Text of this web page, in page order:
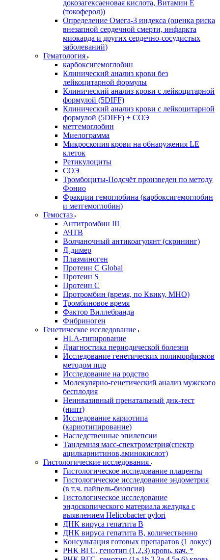
докозагексаеновая кислота, Витамин E
(токоферол))
Определение Омега-3 индекса (оценка риска
внезапной сердечной смерти, инфаркта
миокарда и других сердечно-сосудистых
заболеваний)
Гематология
карбоксигемоглобин
Клинический анализ крови без
лейкоцитарной формулы
Клинический анализ крови с лейкоцитарной
формулой (5DIFF)
Клинический анализ крови с лейкоцитарной
формулой (5DIFF) + СОЭ
метгемоглобин
Миелограмма
Микроскопия крови на обнаружения LE
клеток
Ретикулоциты
СОЭ
Тромбоциты-Подсчёт произведен по методу
Фонио
Фракции гемоглобина (карбоксигемоглобин
и метгемоглобин)
Гемостаз
Антитромбин III
АЧТВ
Волчаночный антикоагулянт (скрининг)
Д-димер
Плазминоген
Протеин C Global
Протеин S
Протеин С
Протромбин (время, по Квику, МНО)
Тромбиновое время
Фактор Виллебранда
Фибриноген
Генетическое исследование
HLA-типирование
Диагностика периодической болезни
Исследование генетических полиморфизмов
методом пцр
Исследование на родство
Молекулярно-генетический анализ мужского
бесплодия
Неинвазивный пренатальный днк-тест
(нипт)
Исследование кариотипа
(кариотипирование)
Наследственные эпилепсии
Тандемная масс-спектрометрия(спектр
ацилкарнитинов,аминокислот)
Гистологические исследования
Гистологическое исследование плаценты
Гистологическое исследование эндометрия
(в т.ч. пайпель-биопсия)
Гистологическое исследование
эндоскопического материала желудка с
выявлением Helicobacter pylori
ДНК вируса гепатита B
ДНК вируса гепатита B, количественно
Консультация готовых препаратов (1 локус)
РНК ВГC, генотип (1,2,3) кровь, кач. *